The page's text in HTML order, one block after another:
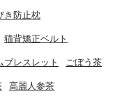
き防止枕
猫背矯正ベルト
ブレスレット ごぼう茶
高麗人参茶